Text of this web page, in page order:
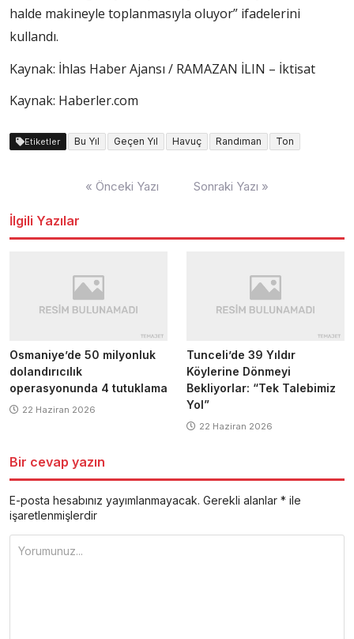
halde makineyle toplanmasıyla oluyor” ifadelerini
kullandı.
Kaynak: İhlas Haber Ajansı / RAMAZAN İLIN – İktisat
Kaynak: Haberler.com
Etiketler Bu Yıl Geçen Yıl Havuç Randıman Ton
« Önceki Yazı Sonraki Yazı »
İlgili Yazılar
Osmaniye’de 50 milyonluk
dolandırıcılık
operasyonunda 4 tutuklama
22 Haziran 2026
Tunceli’de 39 Yıldır
Köylerine Dönmeyi
Bekliyorlar: “Tek Talebimiz
Yol”
22 Haziran 2026
Bir cevap yazın
E-posta hesabınız yayımlanmayacak. Gerekli alanlar * ile
işaretlenmişlerdir